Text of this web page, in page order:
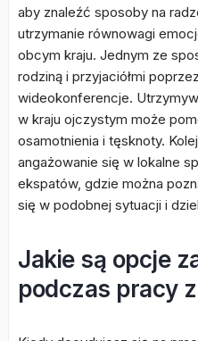
aby znaleźć sposoby na
utrzymanie równowagi
obcym kraju. Jednym ze
rodziną i przyjaciółmi
wideokonferencje.
w kraju ojczystym może
osamotnienia i tęsknoty.
angażowanie się w lokalne
ekspatów, gdzie można
się w podobnej sytuacji i
Jakie są opcje
podczas pracy